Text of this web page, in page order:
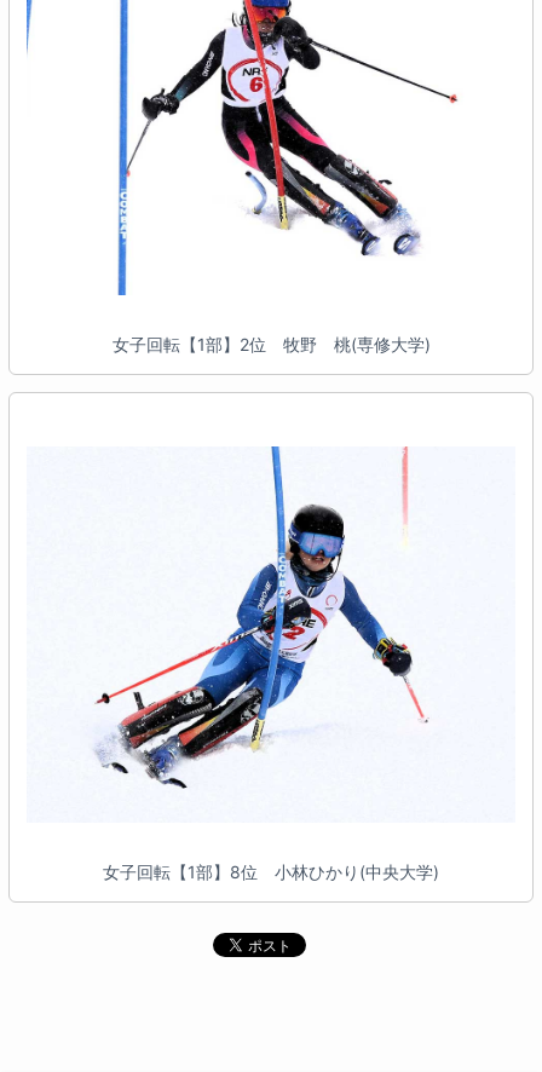
女子回転【1部】2位 牧野 桃(専修大学)
女子回転【1部】8位 小林ひかり(中央大学)